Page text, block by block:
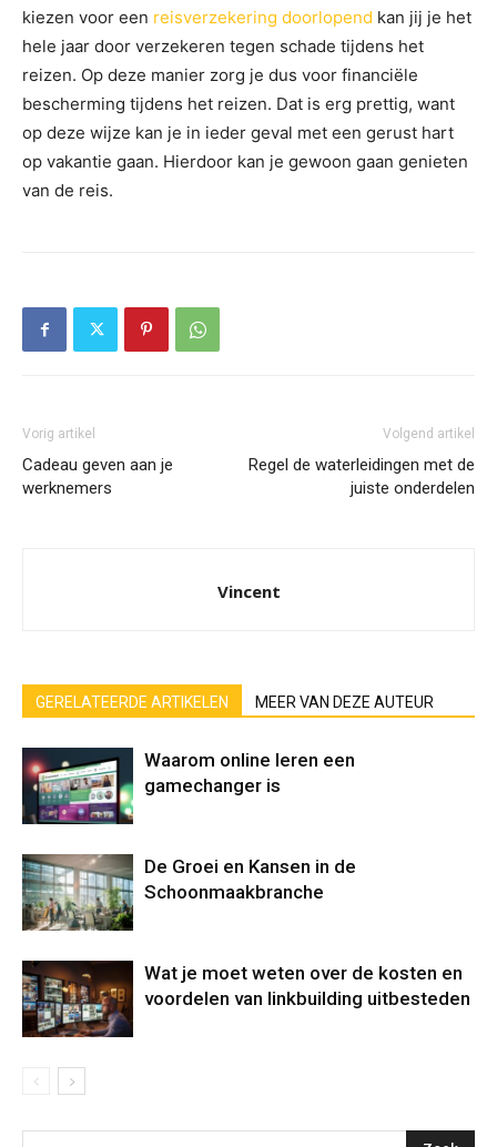
kiezen voor een reisverzekering doorlopend kan jij je het
hele jaar door verzekeren tegen schade tijdens het
reizen. Op deze manier zorg je dus voor financiële
bescherming tijdens het reizen. Dat is erg prettig, want
op deze wijze kan je in ieder geval met een gerust hart
op vakantie gaan. Hierdoor kan je gewoon gaan genieten
van de reis.
Vorig artikel
Cadeau geven aan je
werknemers
Volgend artikel
Regel de waterleidingen met de
juiste onderdelen
Vincent
GERELATEERDE ARTIKELEN MEER VAN DEZE AUTEUR
Waarom online leren een
gamechanger is
De Groei en Kansen in de
Schoonmaakbranche
Wat je moet weten over de kosten en
voordelen van linkbuilding uitbesteden